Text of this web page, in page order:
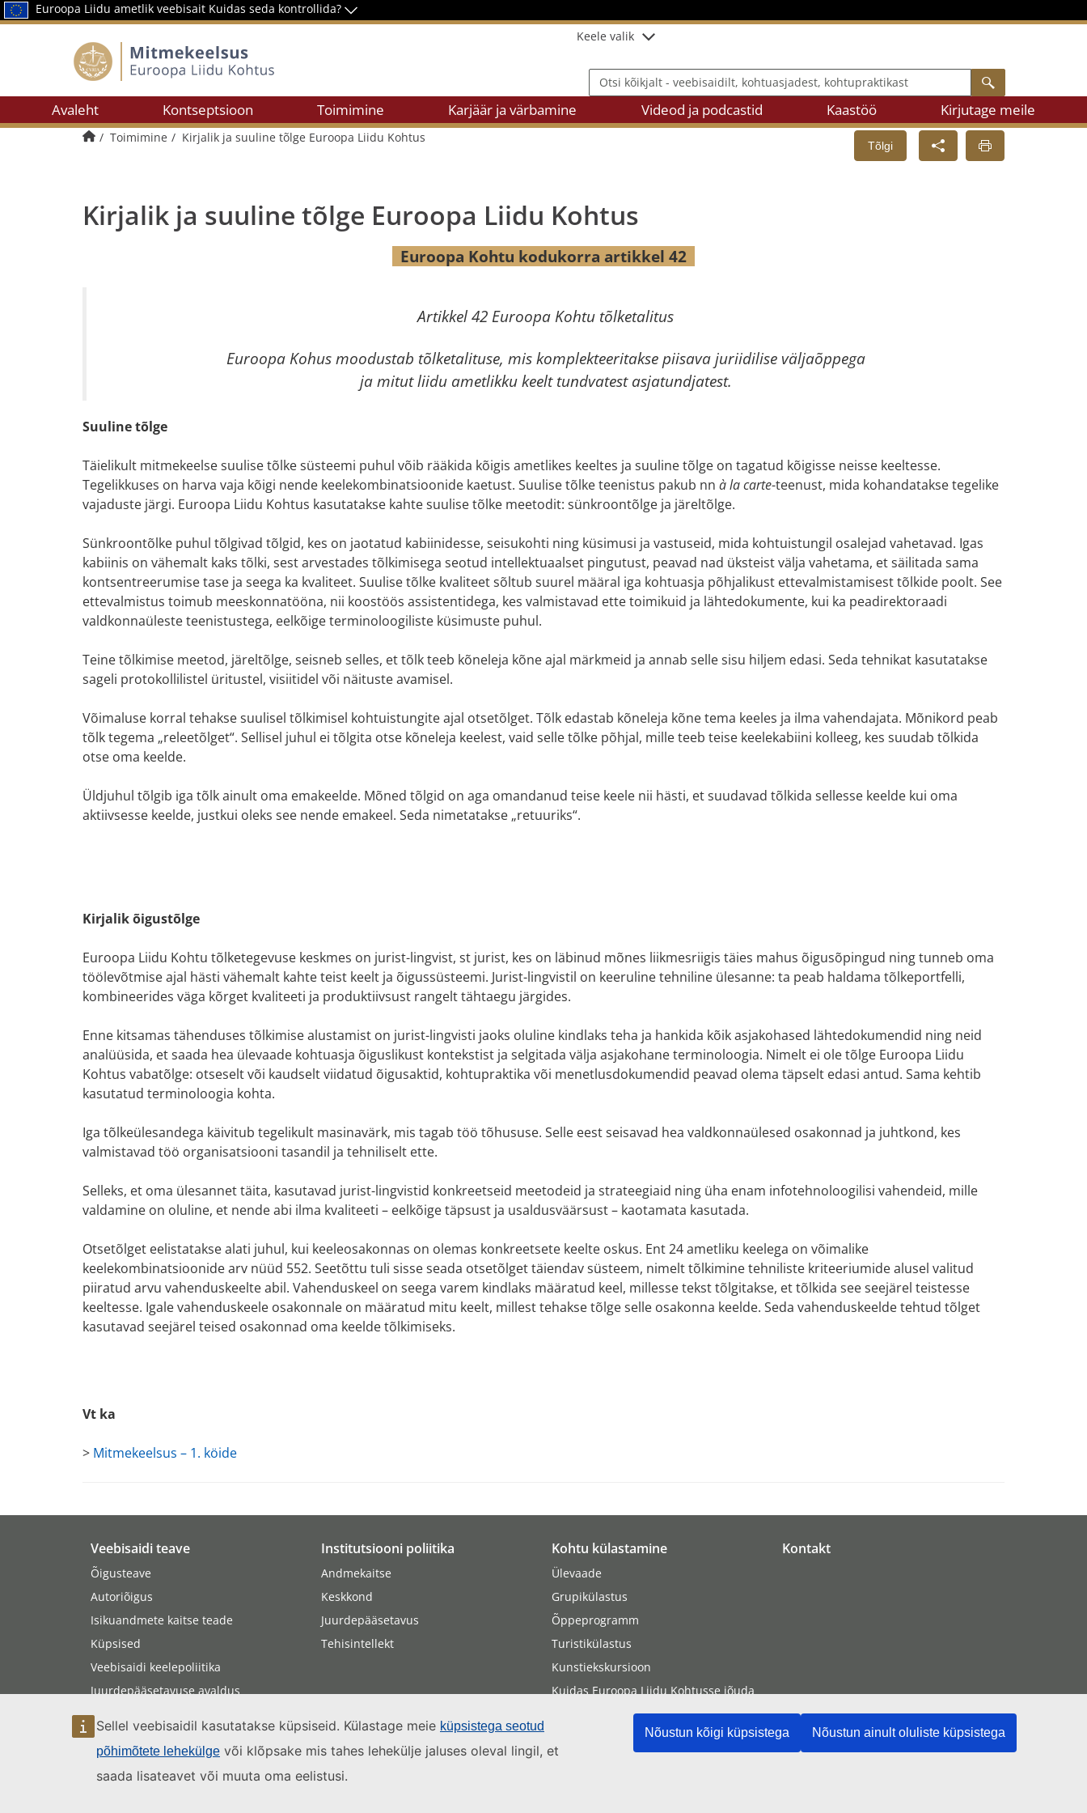
Sellel veebisaidil kasutatakse küpsiseid. Külastage meie küpsistega seotud
põhimõtete lehekülge või klõpsake mis tahes lehekülje jaluses oleval lingil, et
saada lisateavet või muuta oma eelistusi.
Nõustun kõigi küpsistega Nõustun ainult oluliste küpsistega
Euroopa Liidu ametlik veebisait Kuidas seda kontrollida?
Keele valik
Otsi kõikjalt - veebisaidilt, kohtuasjadest, kohtupraktikast
Avaleht Kontseptsioon Toimimine Karjäär ja värbamine Videod ja podcastid Kaastöö Kirjutage meile
Avalehele
Toimimine Kirjalik ja suuline tõlge Euroopa Liidu Kohtus
Tõlgi
Kirjalik ja suuline tõlge Euroopa Liidu Kohtus
Euroopa Kohtu kodukorra artikkel 42
Artikkel 42 Euroopa Kohtu tõlketalitus
Euroopa Kohus moodustab tõlketalituse, mis komplekteeritakse piisava juriidilise väljaõppega
ja mitut liidu ametlikku keelt tundvatest asjatundjatest.
Suuline tõlge
Täielikult mitmekeelse suulise tõlke süsteemi puhul võib rääkida kõigis ametlikes keeltes ja suuline tõlge on tagatud kõigisse neisse keeltesse.
Tegelikkuses on harva vaja kõigi nende keelekombinatsioonide kaetust. Suulise tõlke teenistus pakub nn à la carte-teenust, mida kohandatakse tegelike
vajaduste järgi. Euroopa Liidu Kohtus kasutatakse kahte suulise tõlke meetodit: sünkroontõlge ja järeltõlge.
Sünkroontõlke puhul tõlgivad tõlgid, kes on jaotatud kabiinidesse, seisukohti ning küsimusi ja vastuseid, mida kohtuistungil osalejad vahetavad. Igas
kabiinis on vähemalt kaks tõlki, sest arvestades tõlkimisega seotud intellektuaalset pingutust, peavad nad üksteist välja vahetama, et säilitada sama
kontsentreerumise tase ja seega ka kvaliteet. Suulise tõlke kvaliteet sõltub suurel määral iga kohtuasja põhjalikust ettevalmistamisest tõlkide poolt. See
ettevalmistus toimub meeskonnatööna, nii koostöös assistentidega, kes valmistavad ette toimikuid ja lähtedokumente, kui ka peadirektoraadi
valdkonnaüleste teenistustega, eelkõige terminoloogiliste küsimuste puhul.
Teine tõlkimise meetod, järeltõlge, seisneb selles, et tõlk teeb kõneleja kõne ajal märkmeid ja annab selle sisu hiljem edasi. Seda tehnikat kasutatakse
sageli protokollilistel üritustel, visiitidel või näituste avamisel.
Võimaluse korral tehakse suulisel tõlkimisel kohtuistungite ajal otsetõlget. Tõlk edastab kõneleja kõne tema keeles ja ilma vahendajata. Mõnikord peab
tõlk tegema „releetõlget“. Sellisel juhul ei tõlgita otse kõneleja keelest, vaid selle tõlke põhjal, mille teeb teise keelekabiini kolleeg, kes suudab tõlkida
otse oma keelde.
Üldjuhul tõlgib iga tõlk ainult oma emakeelde. Mõned tõlgid on aga omandanud teise keele nii hästi, et suudavad tõlkida sellesse keelde kui oma
aktiivsesse keelde, justkui oleks see nende emakeel. Seda nimetatakse „retuuriks“.
Kirjalik õigustõlge
Euroopa Liidu Kohtu tõlketegevuse keskmes on jurist-lingvist, st jurist, kes on läbinud mõnes liikmesriigis täies mahus õigusõpingud ning tunneb oma
töölevõtmise ajal hästi vähemalt kahte teist keelt ja õigussüsteemi. Jurist-lingvistil on keeruline tehniline ülesanne: ta peab haldama tõlkeportfelli,
kombineerides väga kõrget kvaliteeti ja produktiivsust rangelt tähtaegu järgides.
Enne kitsamas tähenduses tõlkimise alustamist on jurist-lingvisti jaoks oluline kindlaks teha ja hankida kõik asjakohased lähtedokumendid ning neid
analüüsida, et saada hea ülevaade kohtuasja õiguslikust kontekstist ja selgitada välja asjakohane terminoloogia. Nimelt ei ole tõlge Euroopa Liidu
Kohtus vabatõlge: otseselt või kaudselt viidatud õigusaktid, kohtupraktika või menetlusdokumendid peavad olema täpselt edasi antud. Sama kehtib
kasutatud terminoloogia kohta.
Iga tõlkeülesandega käivitub tegelikult masinavärk, mis tagab töö tõhususe. Selle eest seisavad hea valdkonnaülesed osakonnad ja juhtkond, kes
valmistavad töö organisatsiooni tasandil ja tehniliselt ette.
Selleks, et oma ülesannet täita, kasutavad jurist-lingvistid konkreetseid meetodeid ja strateegiaid ning üha enam infotehnoloogilisi vahendeid, mille
valdamine on oluline, et nende abi ilma kvaliteeti – eelkõige täpsust ja usaldusväärsust – kaotamata kasutada.
Otsetõlget eelistatakse alati juhul, kui keeleosakonnas on olemas konkreetsete keelte oskus. Ent 24 ametliku keelega on võimalike
keelekombinatsioonide arv nüüd 552. Seetõttu tuli sisse seada otsetõlget täiendav süsteem, nimelt tõlkimine tehniliste kriteeriumide alusel valitud
piiratud arvu vahenduskeelte abil. Vahenduskeel on seega varem kindlaks määratud keel, millesse tekst tõlgitakse, et tõlkida see seejärel teistesse
keeltesse. Igale vahenduskeele osakonnale on määratud mitu keelt, millest tehakse tõlge selle osakonna keelde. Seda vahenduskeelde tehtud tõlget
kasutavad seejärel teised osakonnad oma keelde tõlkimiseks.
Vt ka
> Mitmekeelsus – 1. köide
Veebisaidi teave
Õigusteave
Autoriõigus
Isikuandmete kaitse teade
Küpsised
Veebisaidi keelepoliitika
Juurdepääsetavuse avaldus
Sisukaart
Institutsiooni poliitika
Andmekaitse
Keskkond
Juurdepääsetavus
Tehisintellekt
Kohtu külastamine
Ülevaade
Grupikülastus
Õppeprogramm
Turistikülastus
Kunstiekskursioon
Kuidas Euroopa Liidu Kohtusse jõuda
Kohtuistungil osalemine
Kontakt